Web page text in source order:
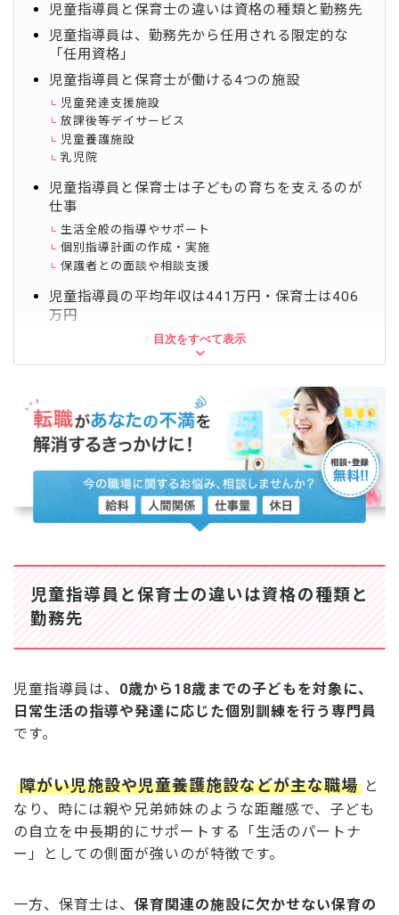
児童指導員と保育士の違いは資格の種類と勤務先
児童指導員は、勤務先から任用される限定的な
「任用資格」
児童指導員と保育士が働ける4つの施設
児童発達支援施設
放課後等デイサービス
児童養護施設
乳児院
児童指導員と保育士は子どもの育ちを支えるのが
仕事
生活全般の指導やサポート
個別指導計画の作成・実施
保護者との面談や相談支援
児童指導員の平均年収は441万円・保育士は406
万円
児童指導員と保育士の違いについて気になるQ&A
Q1. 児童指導員と保育士の決定的な違いは？
Q3. 児童指導員と保育士の給料は？
Q4. 児童指導員の資格は履歴書に書ける？
保育士資格がなくても児童指導員として保育の仕
事に就ける
目次をすべて表示
児童指導員と保育士の違いは資格の種類と
勤務先
児童指導員は、 0歳から18歳までの子どもを対象に、
日常生活の指導や発達に応じた個別訓練を行う専門員
です。
障がい児施設や児童養護施設などが主な職場 と
なり、時には親や兄弟姉妹のような距離感で、子ども
の自立を中長期的にサポートする「生活のパートナ
ー」としての側面が強いのが特徴です。
一方、保育士は、 保育関連の施設に欠かせない保育の